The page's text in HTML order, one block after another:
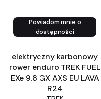
Zobacz produkt
Powiadom mnie o
dostępności
elektryczny karbonowy
rower enduro TREK FUEL
EXe 9.8 GX AXS EU LAVA
R24